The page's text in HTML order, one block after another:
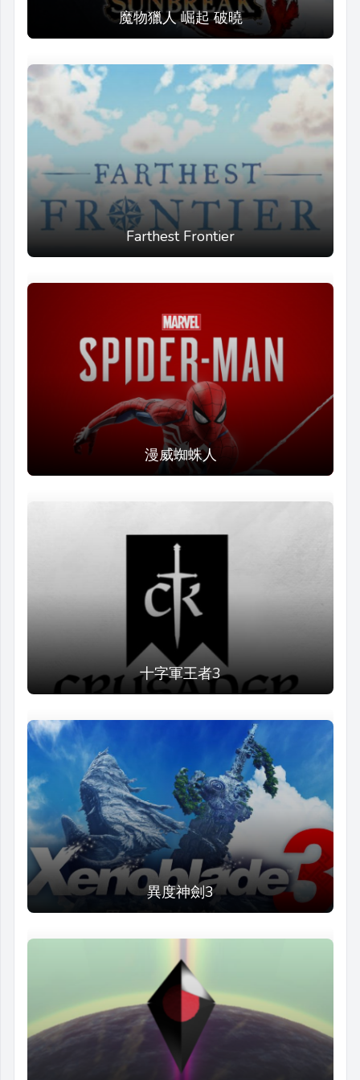
魔物獵人 崛起 破曉
Farthest Frontier
漫威蜘蛛人
十字軍王者3
異度神劍3